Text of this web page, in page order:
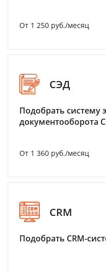
От 1 250 руб./месяц
СЭД
Подобрать систему
документооборота
От 1 360 руб./месяц
CRM
Подобрать CRM-